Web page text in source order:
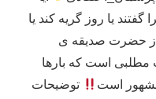
یا روز گریه کند یا
حضرت صدیقه ی
است که بارها
است
توضیحات